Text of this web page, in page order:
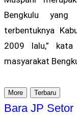
Bengkulu
terbentuknya
2009 lalu,”
masyarakat
More Terbaru
Bara JP